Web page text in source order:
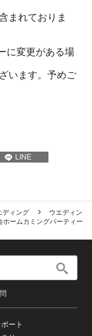
まれておりま
に変更がある場
います。予めご
LINE
ディング
ウエディン
ホームカミングパーティー
ート